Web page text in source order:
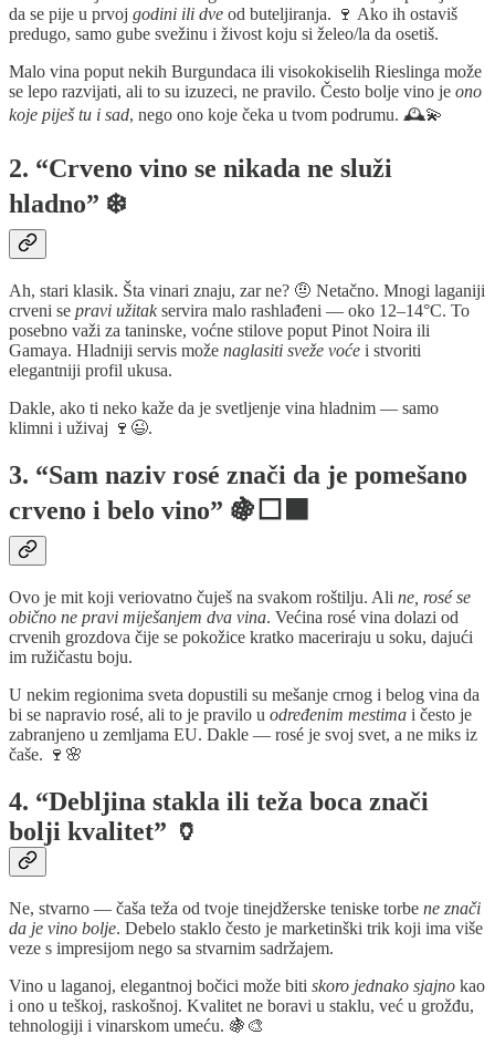
da se pije u prvoj godini ili dve od buteljiranja. 🍷 Ako ih ostaviš
predugo, samo gube svežinu i živost koju si želeo/la da osetiš.
Malo vina poput nekih Burgundaca ili visokokiselih Rieslinga može
se lepo razvijati, ali to su izuzeci, ne pravilo. Često bolje vino je ono
koje piješ tu i sad, nego ono koje čeka u tvom podrumu. 🕰️💫
2. “Crveno vino se nikada ne služi
hladno” ❄️
Ah, stari klasik. Šta vinari znaju, zar ne? 🤨 Netačno. Mnogi laganiji
crveni se pravi užitakservira malo rashlađeni — oko 12–14°C. To
posebno važi za taninske, voćne stilove poput Pinot Noira ili
Gamaya. Hladniji servis može naglasiti sveže voće i stvoriti
elegantniji profil ukusa.
Dakle, ako ti neko kaže da je svetljenje vina hladnim — samo
klimni i uživaj 🍷😉.
3. “Sam naziv rosé znači da je pomešano
crveno i belo vino” 🍇⬜⬛
Ovo je mit koji veriovatno čuješ na svakom roštilju. Ali ne, rosé se
obično ne pravi miješanjem dva vina. Većina rosé vina dolazi od
crvenih grozdova čije se pokožice kratko maceriraju u soku, dajući
im ružičastu boju.
U nekim regionima sveta dopustili su mešanje crnog i belog vina da
bi se napravio rosé, ali to je pravilo u određenim mestima i često je
zabranjeno u zemljama EU. Dakle — rosé je svoj svet, a ne miks iz
čaše. 🍷🌸
4. “Debljina stakla ili teža boca znači
bolji kvalitet” 🏺
Ne, stvarno — čaša teža od tvoje tinejdžerske teniske torbe ne znači
da je vino bolje. Debelo staklo često je marketinški trik koji ima više
veze s impresijom nego sa stvarnim sadržajem.
Vino u laganoj, elegantnoj bočici može biti skoro jednako sjajno kao
i ono u teškoj, raskošnoj. Kvalitet ne boravi u staklu, već u grožđu,
tehnologiji i vinarskom umeću. 🍇🎨